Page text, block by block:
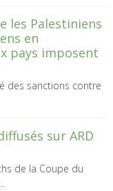
les Palestiniens
en
pays imposent
des sanctions contre
sur ARD
de la Coupe du